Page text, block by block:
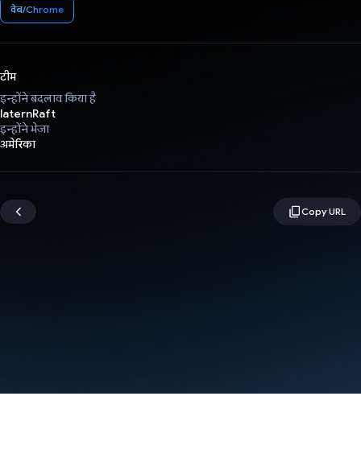
वेब/Chrome
टीम
इन्होंने बदलाव किया है
laternRaft
इन्होंने भेजा
अमेरिका